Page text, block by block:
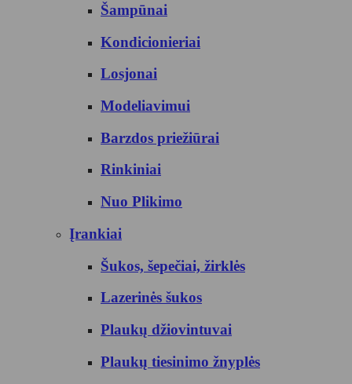
Šampūnai
Kondicionieriai
Losjonai
Modeliavimui
Barzdos priežiūrai
Rinkiniai
Nuo Plikimo
Įrankiai
Šukos, šepečiai, žirklės
Lazerinės šukos
Plaukų džiovintuvai
Plaukų tiesinimo žnyplės